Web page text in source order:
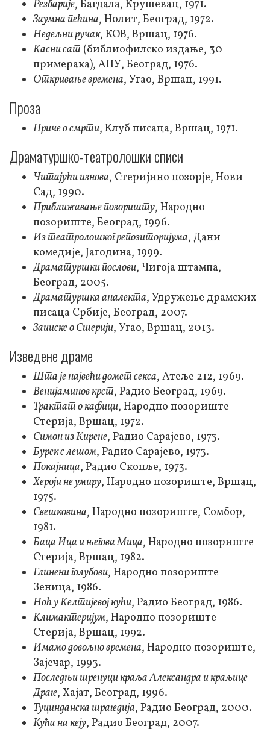
Резбарије, Багдала, Крушевац, 1971.
Заумна пећина, Нолит, Београд, 1972.
Недељни ручак, КОВ, Вршац, 1976.
Касни сат (библиофилско издање, 30
примерака), АПУ, Београд, 1976.
Откривање времена, Угао, Вршац, 1991.
Проза
Приче о смрти, Клуб писаца, Вршац, 1971.
Драматуршко-театролошки списи
Читајући изнова, Стеријино позорје, Нови
Сад, 1990.
Приближавање позоришту, Народно
позориште, Београд, 1996.
Из театролошког репозиторијума, Дани
комедије, Јагодина, 1999.
Драматуршки послови, Чигоја штампа,
Београд, 2005.
Драматуршка аналекта, Удружење драмских
писаца Србије, Београд, 2007.
Записке о Стерији, Угао, Вршац, 2013.
Изведене драме
Шта је највећи домет секса, Атеље 212, 1969.
Венијаминов крст, Радио Београд, 1969.
Трактат о кафици, Народно позориште
Стерија, Вршац, 1972.
Симон из Кирене, Радио Сарајево, 1973.
Бурек с лешом, Радио Сарајево, 1973.
Покајница, Радио Скопље, 1973.
Хероји не умиру, Народно позориште, Вршац,
1975.
Светковина, Народно позориште, Сомбор,
1981.
Баца Ица и његова Мица, Народно позориште
Стерија, Вршац, 1982.
Глинени голубови, Народно позориште
Зеница, 1986.
Ноћ у Келтијевој кући, Радио Београд, 1986.
Климактеријум, Народно позориште
Стерија, Вршац, 1992.
Имамо довољно времена, Народно позориште,
Зајечар, 1993.
Последњи тренуци краља Александра и краљице
Драге, Хајат, Београд, 1996.
Туцинданска трагедија, Радио Београд, 2000.
Кућа на кеју, Радио Београд, 2007.